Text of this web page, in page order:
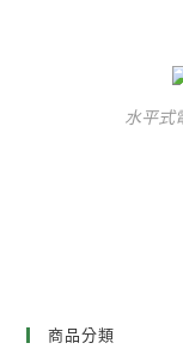
水平式
商品分類